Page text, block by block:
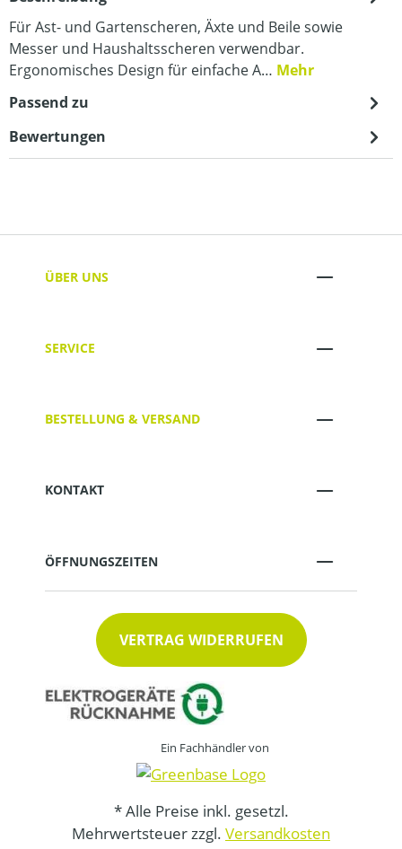
Für Ast- und Gartenscheren, Äxte und Beile sowie
Messer und Haushaltsscheren verwendbar.
Ergonomisches Design für einfache A… Mehr
Passend zu
Bewertungen
ÜBER UNS
SERVICE
BESTELLUNG & VERSAND
KONTAKT
ÖFFNUNGSZEITEN
VERTRAG WIDERRUFEN
Ein Fachhändler von
* Alle Preise inkl. gesetzl.
Mehrwertsteuer zzgl. Versandkosten